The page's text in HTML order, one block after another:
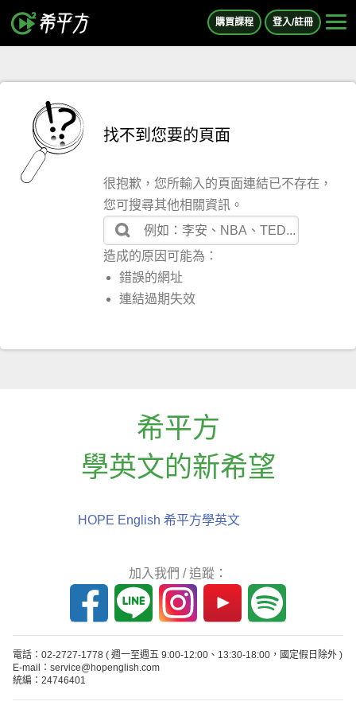
購買課程 登入/註冊
找不到您要的頁面
很抱歉，您所輸入的頁面連結已不存在，
您可搜尋其他相關資訊。
造成的原因可能為：
錯誤的網址
連結過期失效
希平方
學英文的新希望
HOPE English 希平方學英文
加入我們 / 追蹤：
電話：02-2727-1778 ( 週一至週五 9:00-12:00、13:30-18:00，國定假日除外 )
E-mail：service@hopenglish.com
統編：24746401